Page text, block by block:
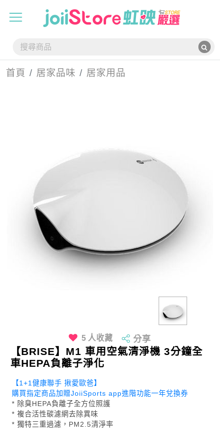
首頁 居家品味 居家用品
5 人收藏 分享
【BRISE】M1 車用空氣清淨機 3分鐘全
車HEPA負離子淨化
【1+1健康聯手 揪愛歐爸】
購買指定商品加贈JoiiSports app進階功能一年兌換券
* 除臭HEPA負離子全方位照護
* 複合活性碳濾網去除異味
* 獨特三重過濾，PM2.5清淨率